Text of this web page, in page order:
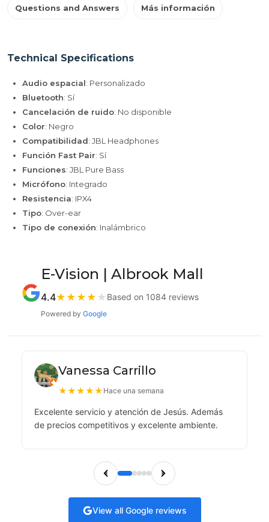
Questions and Answers Más información
Technical Specifications
Audio espacial: Personalizado
Bluetooth: Sí
Cancelación de ruido: No disponible
Color: Negro
Compatibilidad: JBL Headphones
Función Fast Pair: Sí
Funciones: JBL Pure Bass
Micrófono: Integrado
Resistencia: IPX4
Tipo: Over-ear
Tipo de conexión: Inalámbrico
E-Vision | Albrook Mall
4.4★ ★ ★ ★ ★ Based on 1084 reviews
Powered by Google
Vanessa Carrillo
★★★★★ Hace una semana
Excelente servicio y atención de Jesús. Además
de precios competitivos y excelente ambiente.
View all Google reviews